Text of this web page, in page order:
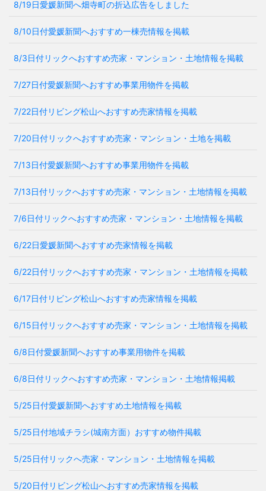
8/19日愛媛新聞へ畑寺町の折込広告をしました
8/10日付愛媛新聞へおすすめ一棟売情報を掲載
8/3日付リックへおすすめ売家・マンション・土地情報を掲載
7/27日付愛媛新聞へおすすめ事業用物件を掲載
7/22日付リビング松山へおすすめ売家情報を掲載
7/20日付リックへおすすめ売家・マンション・土地を掲載
7/13日付愛媛新聞へおすすめ事業用物件を掲載
7/13日付リックへおすすめ売家・マンション・土地情報を掲載
7/6日付リックへおすすめ売家・マンション・土地情報を掲載
6/22日愛媛新聞へおすすめ売家情報を掲載
6/22日付リックへおすすめ売家・マンション・土地情報を掲載
6/17日付リビング松山へおすすめ売家情報を掲載
6/15日付リックへおすすめ売家・マンション・土地情報を掲載
6/8日付愛媛新聞へおすすめ事業用物件を掲載
6/8日付リックへおすすめ売家・マンション・土地情報掲載
5/25日付愛媛新聞へおすすめ土地情報を掲載
5/25日付地域チラシ(城南方面）おすすめ物件掲載
5/25日付リックへ売家・マンション・土地情報を掲載
5/20日付リビング松山へおすすめ売家情報を掲載